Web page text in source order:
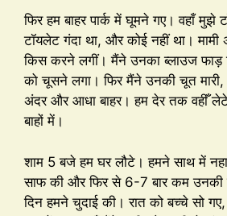
फिर हम बाहर पार्क में घूमने गए। वहाँ मुझे
टॉयलेट गंदा था, और कोई नहीं था।
किस करने लगीं। मैंने उनका ब्लाउज फाड़
को चूसने लगा। फिर मैंने उनकी चूत
अंदर और आधा बाहर। हम देर तक वहीँ
बाहों में।
शाम 5 बजे हम घर लौटे। हमने साथ में
साफ की और फिर से 6-7 बार कम उनकी
दिन हमने चुदाई की। रात को बच्चे सो